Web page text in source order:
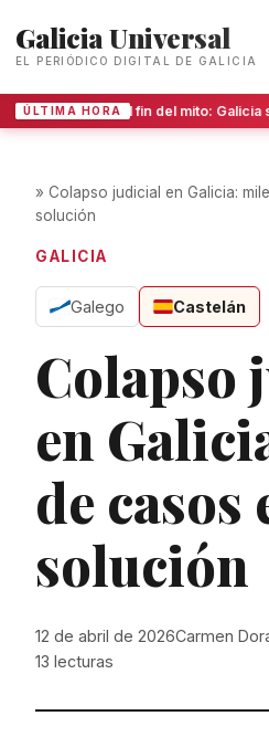
Galicia Universal
EL PERIÓDICO DIGITAL DE GALICIA
ÚLTIMA HORAEl fin del mito: Galicia
» Colapso judicial en Galicia:
solución
GALICIA
Galego Castelán
Colapso
en
de casos
solución
12 de abril de 2026Carmen
13 lecturas